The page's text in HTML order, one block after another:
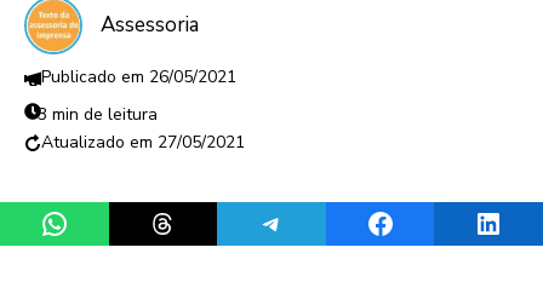
Assessoria
26/05/2021
3 min de leitura
27/05/2021
Share on WhatsAppShare on ThreadsShare on TelegramShare on Facebook